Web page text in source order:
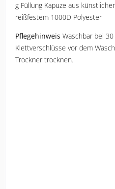
g Füllung Kapuze aus
reißfestem 1000D Polyester
Pflegehinweis Waschbar bei
Klettverschlüsse vor dem
Trockner trocknen.